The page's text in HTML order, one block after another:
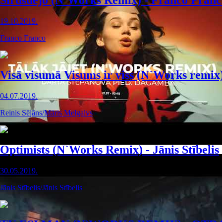
19.10.2019.
Franco Franco
Visā visumā Visums ir viss (N`Works
04.07.2019.
Reinis Sējāns/Māris Melgalvs
Optimists (N`Works Remix) - Jānis Stībelis
30.05.2019.
Jānis Stībelis/Jānis Stībelis